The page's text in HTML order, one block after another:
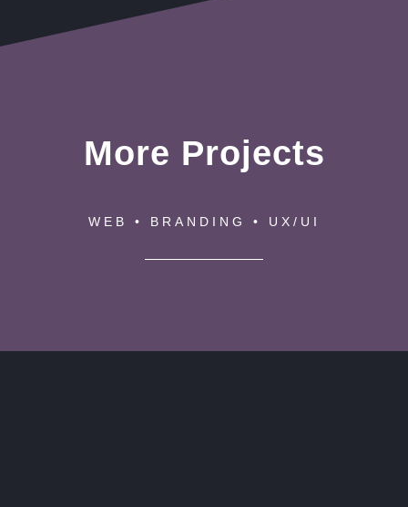
More Projects
WEB • BRANDING • UX/UI